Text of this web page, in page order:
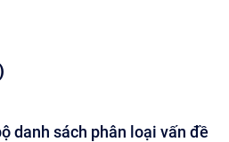
danh sách phân loại vấn đề